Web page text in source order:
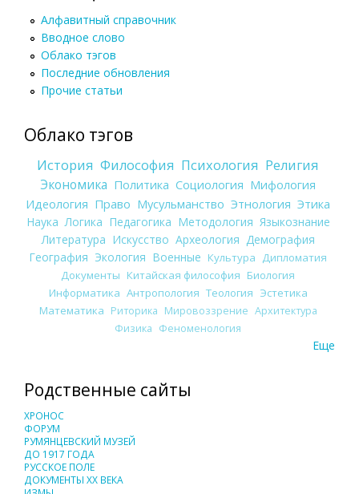
Алфавитный справочник
Вводное слово
Облако тэгов
Последние обновления
Прочие статьи
Облако тэгов
История Философия Психология Религия
Экономика Политика Социология Мифология
Идеология Право Мусульманство Этнология Этика
Наука Логика Педагогика Методология Языкознание
Литература Искусство Археология Демография
География Экология Военные Культура
Дипломатия
Документы Китайская философия Биология
Информатика Антропология Теология Эстетика
Математика Риторика Мировоззрение Архитектура
Физика Феноменология
Еще
Родственные сайты
ХРОНОС
ФОРУМ
РУМЯНЦЕВСКИЙ МУЗЕЙ
ДО 1917 ГОДА
РУССКОЕ ПОЛЕ
ДОКУМЕНТЫ XX ВЕКА